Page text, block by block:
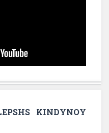
KINDYNOY